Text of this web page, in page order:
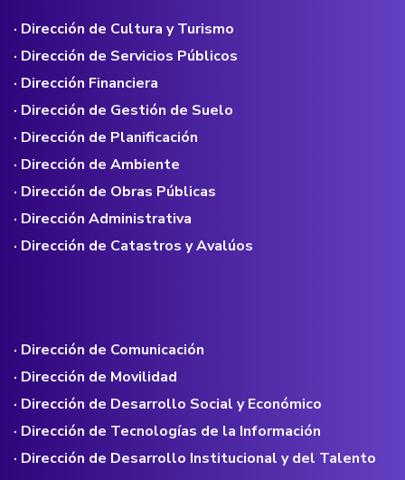
· Dirección de Cultura y Turismo
· Dirección de Servicios Públicos
· Dirección Financiera
· Dirección de Gestión de Suelo
· Dirección de Planificación
· Dirección de Ambiente
· Dirección de Obras Públicas
· Dirección Administrativa
· Dirección de Catastros y Avalúos
· Dirección de Comunicación
· Dirección de Movilidad
· Dirección de Desarrollo Social y Económico
· Dirección de Tecnologías de la Información
· Dirección de Desarrollo Institucional y del Talento